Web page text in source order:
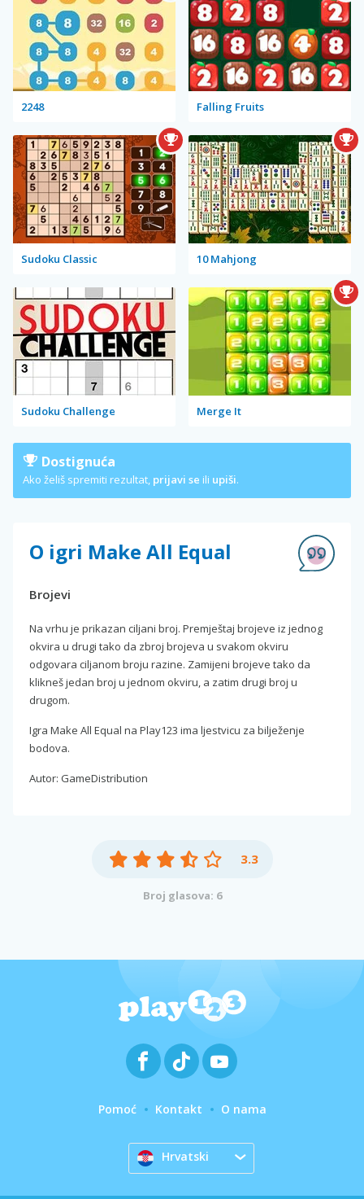
2248 Falling Fruits
Sudoku Classic 10 Mahjong
Sudoku Challenge Merge It
Dostignuća
Ako želiš spremiti rezultat, prijavi se ili upiši.
O igri Make All Equal
Brojevi
Na vrhu je prikazan ciljani broj. Premještaj brojeve iz jednog
okvira u drugi tako da zbroj brojeva u svakom okviru
odgovara ciljanom broju razine. Zamijeni brojeve tako da
klikneš jedan broj u jednom okviru, a zatim drugi broj u
drugom.
Igra Make All Equal na Play123 ima ljestvicu za bilježenje
bodova.
Autor: GameDistribution
3.3
Broj glasova: 6
Pomoć Kontakt O nama
Hrvatski